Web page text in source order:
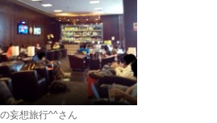
妄想旅行^^さん